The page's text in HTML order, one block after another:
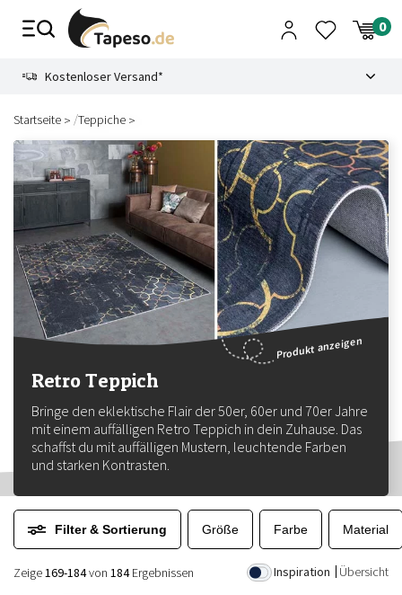
Zusammenbruch
Kostenloser Versand*
Startseite /Teppiche
Retro Teppich
Bringe den eklektische Flair der 50er, 60er und 70er Jahre
mit einem auffälligen Retro Teppich in dein Zuhause. Das
schaffst du mit auffälligen Mustern, leuchtende Farben
und starken Kontrasten.
Produkt anzeigen
Filter & Sortierung Größe Farbe Material
Inspiration Übersicht
Zeige169-184von 184Ergebnissen